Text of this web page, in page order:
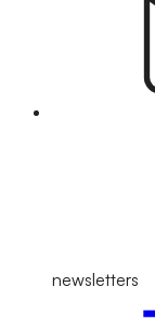
newsletters